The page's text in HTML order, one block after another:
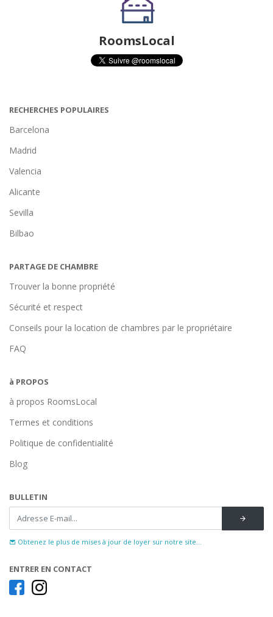
RoomsLocal
RECHERCHES POPULAIRES
Barcelona
Madrid
Valencia
Alicante
Sevilla
Bilbao
PARTAGE DE CHAMBRE
Trouver la bonne propriété
Sécurité et respect
Conseils pour la location de chambres par le propriétaire
FAQ
à PROPOS
à propos RoomsLocal
Termes et conditions
Politique de confidentialité
Blog
BULLETIN
Obtenez le plus de mises à jour de loyer sur notre site...
ENTRER EN CONTACT